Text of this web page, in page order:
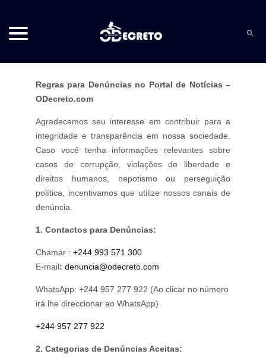
Regras para Denúncias no Portal de Notícias –
ODecreto.com
Agradecemos seu interesse em contribuir para a
integridade e transparência em nossa sociedade.
Caso você tenha informações relevantes sobre
casos de corrupção, violações de liberdade e
direitos humanos, nepotismo ou perseguição
política, incentivamos que utilize nossos canais de
denúncia.
1. Contactos para Denúncias:
Chamar : +244 993 571 300
E-mail: denuncia@odecreto.com
WhatsApp: +244 957 277 922 (Ao clicar no número
irá lhe direccionar ao WhatsApp)
+244 957 277 922
2. Categorias de Denúncias Aceitas: